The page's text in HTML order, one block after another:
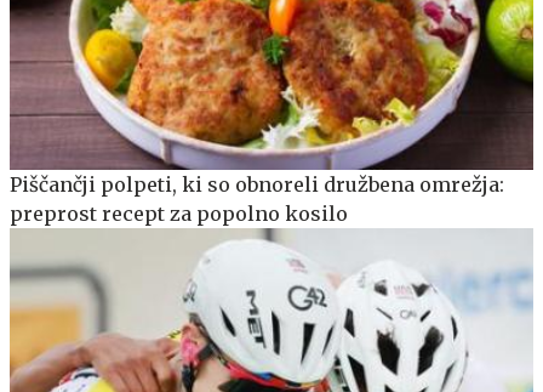
Piščančji polpeti, ki so obnoreli družbena omrežja:
preprost recept za popolno kosilo